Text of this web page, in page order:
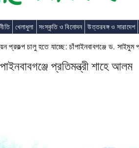
খেলাধুলা সংস্কৃতি ও বিনোদন উত্তরবঙ্গ ও সারাদেশ
চালু হতে যাচ্ছে: চাঁপাইনবাবগঞ্জে ড. সাইমুম পারভেজ
প্রতিমন্ত্রী শাহে আলম